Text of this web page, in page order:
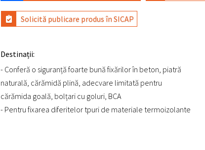
Solicită publicare produs în SICAP
Destinații:
- Conferă o siguranță foarte bună fixărilor în beton, piatră
naturală, cărămidă plină, adecvare limitată pentru
cărămida goală, bolțari cu goluri, BCA
- Pentru fixarea diferitelor tpuri de materiale termoizolante